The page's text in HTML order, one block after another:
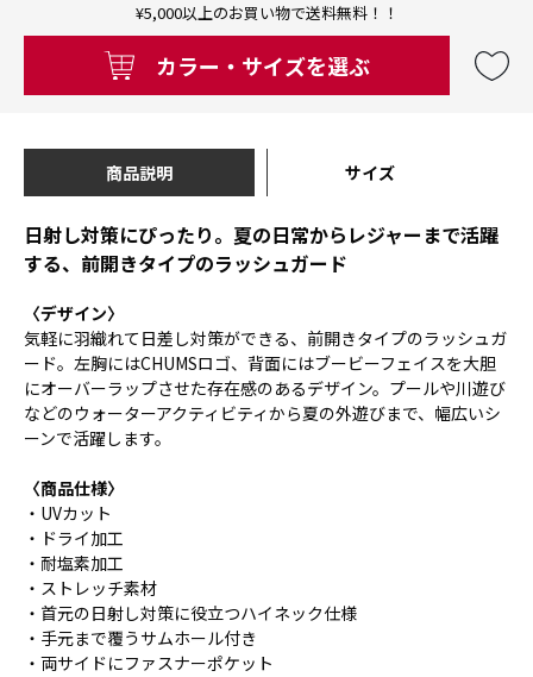
¥5,000以上のお買い物で送料無料！！
カラー・サイズを選ぶ
商品説明 サイズ
日射し対策にぴったり。夏の日常からレジャーまで活躍
する、前開きタイプのラッシュガード
〈デザイン〉
気軽に羽織れて日差し対策ができる、前開きタイプのラッシュガ
ード。左胸にはCHUMSロゴ、背面にはブービーフェイスを大胆
にオーバーラップさせた存在感のあるデザイン。プールや川遊び
などのウォーターアクティビティから夏の外遊びまで、幅広いシ
ーンで活躍します。
〈商品仕様〉
・UVカット
・ドライ加工
・耐塩素加工
・ストレッチ素材
・首元の日射し対策に役立つハイネック仕様
・手元まで覆うサムホール付き
・両サイドにファスナーポケット